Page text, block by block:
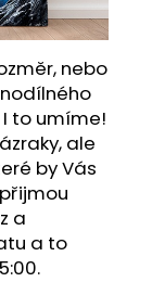
nebo
to umíme!
ale
by Vás
a
a to